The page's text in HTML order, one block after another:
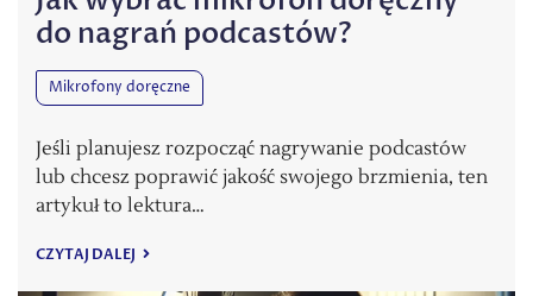
do nagrań podcastów?
Mikrofony doręczne
Jeśli planujesz rozpocząć nagrywanie podcastów
lub chcesz poprawić jakość swojego brzmienia, ten
artykuł to lektura…
CZYTAJ DALEJ